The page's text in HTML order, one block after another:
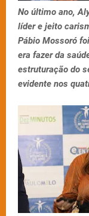
No último ano,
líder e jeito
Pábio Mossoró
era fazer da
estruturação do
evidente nos